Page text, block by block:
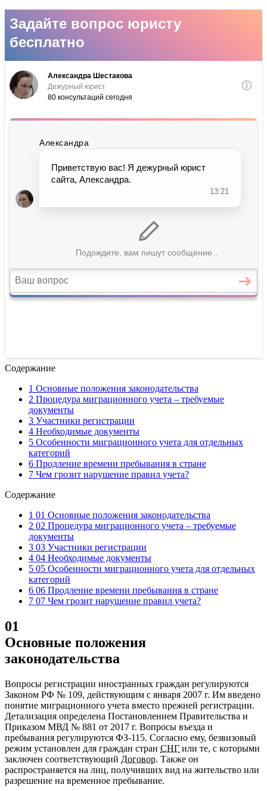
Содержание
1 Основные положения законодательства
2 Процедура миграционного учета – требуемые
документы
3 Участники регистрации
4 Необходимые документы
5 Особенности миграционного учета для отдельных
категорий
6 Продление времени пребывания в стране
7 Чем грозит нарушение правил учета?
Содержание
1 01 Основные положения законодательства
2 02 Процедура миграционного учета – требуемые
документы
3 03 Участники регистрации
4 04 Необходимые документы
5 05 Особенности миграционного учета для отдельных
категорий
6 06 Продление времени пребывания в стране
7 07 Чем грозит нарушение правил учета?
01
Основные положения
законодательства
Вопросы регистрации иностранных граждан регулируются
Законом РФ № 109, действующим с января 2007 г. Им введено
понятие миграционного учета вместо прежней регистрации.
Детализация определена Постановлением Правительства и
Приказом МВД № 881 от 2017 г. Вопросы въезда и
пребывания регулируются ФЗ-115. Согласно ему, безвизовый
режим установлен для граждан стран СНГ или те, с которыми
заключен соответствующий Договор. Также он
распространяется на лиц, получивших вид на жительство или
разрешение на временное пребывание.